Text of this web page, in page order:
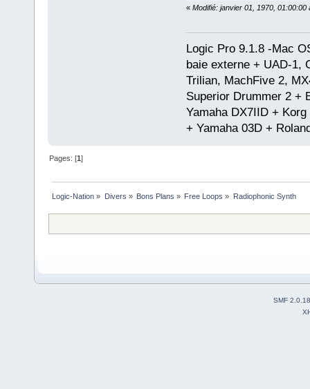
« Modifié: janvier 01, 1970, 01:00:00
Logic Pro 9.1.8 -Mac
baie externe + UAD-1,
Trilian, MachFive 2,
Superior Drummer 2 +
Yamaha DX7IID +
+ Yamaha 03D +
Pages: [1]
Logic-Nation » Divers » Bons Plans » Free Loops » Radiophonic Synth
SMF 2.0.18